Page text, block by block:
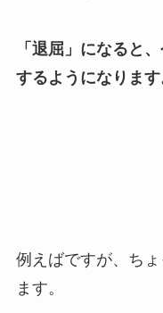
「退屈」になると
するようになります
例えばですが、ち
ます。